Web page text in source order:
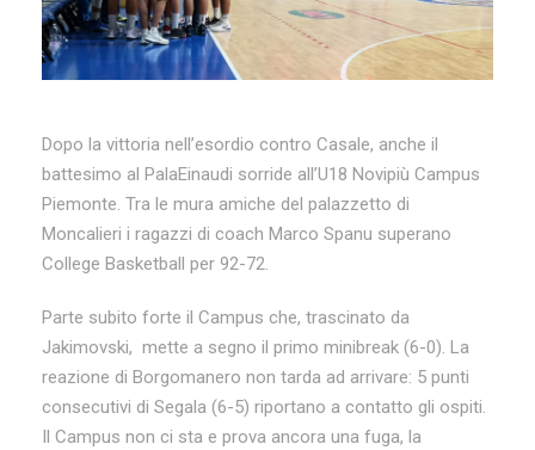
Dopo la vittoria nell’esordio contro Casale, anche il
battesimo al PalaEinaudi sorride all’U18 Novipiù Campus
Piemonte. Tra le mura amiche del palazzetto di
Moncalieri i ragazzi di coach Marco Spanu superano
College Basketball per 92-72.
Parte subito forte il Campus che, trascinato da
Jakimovski, mette a segno il primo minibreak (6-0). La
reazione di Borgomanero non tarda ad arrivare: 5 punti
consecutivi di Segala (6-5) riportano a contatto gli ospiti.
Il Campus non ci sta e prova ancora una fuga, la